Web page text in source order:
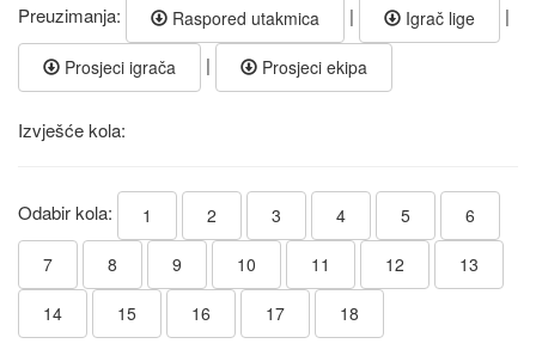
Preuzimanja: Raspored utakmica | Igrač lige |
Prosjeci igrača | Prosjeci ekipa
Izvješće kola:
Odabir kola: 1 2 3 4 5 6
7 8 9 10 11 12 13
14 15 16 17 18